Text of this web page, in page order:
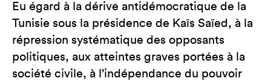
Eu égard à la dérive antidémocratique de la
Tunisie sous la présidence de Kaïs Saïed, à la
répression systématique des opposants
politiques, aux atteintes graves portées à la
société civile, à l’indépendance du pouvoir